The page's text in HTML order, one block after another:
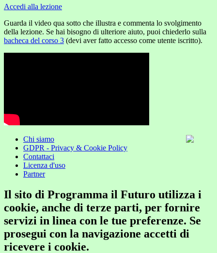
Accedi alla lezione
Guarda il video qua sotto che illustra e commenta lo svolgimento
della lezione. Se hai bisogno di ulteriore aiuto, puoi chiederlo sulla
bacheca del corso 3 (devi aver fatto accesso come utente iscritto).
Chi siamo
GDPR - Privacy & Cookie Policy
Contattaci
Licenza d'uso
Partner
Il sito di Programma il Futuro utilizza i
cookie, anche di terze parti, per fornire
servizi in linea con le tue preferenze. Se
prosegui con la navigazione accetti di
ricevere i cookie.